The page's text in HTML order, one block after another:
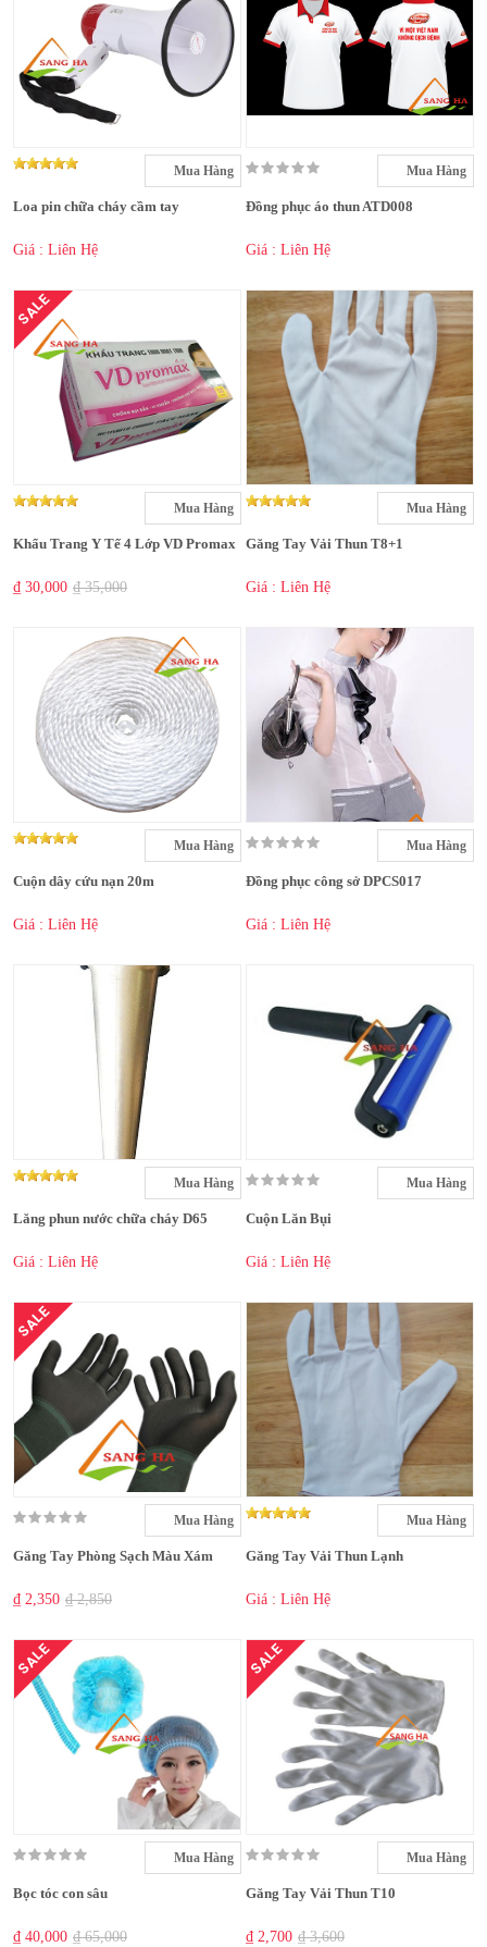
Mua Hàng
Loa pin chữa cháy cầm tay
Giá : Liên Hệ
Mua Hàng
Đồng phục áo thun ATD008
Giá : Liên Hệ
SALE
Mua Hàng
Khẩu Trang Y Tế 4 Lớp VD Promax
₫ 30,000 ₫ 35,000
Mua Hàng
Găng Tay Vải Thun T8+1
Giá : Liên Hệ
Mua Hàng
Cuộn dây cứu nạn 20m
Giá : Liên Hệ
Mua Hàng
Đồng phục công sở DPCS017
Giá : Liên Hệ
Mua Hàng
Lăng phun nước chữa cháy D65
Giá : Liên Hệ
Mua Hàng
Cuộn Lăn Bụi
Giá : Liên Hệ
SALE
Mua Hàng
Găng Tay Phòng Sạch Màu Xám
₫ 2,350 ₫ 2,850
Mua Hàng
Găng Tay Vải Thun Lạnh
Giá : Liên Hệ
SALE
Mua Hàng
Bọc tóc con sâu
₫ 40,000 ₫ 65,000
SALE
Mua Hàng
Găng Tay Vải Thun T10
₫ 2,700 ₫ 3,600